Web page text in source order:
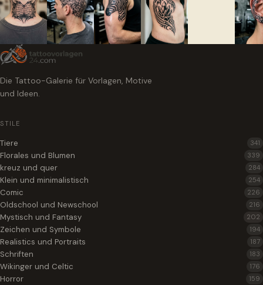
Die Tattoo-Galerie für Vorlagen, Motive
und Ideen.
STILE
Tiere 341
Florales und Blumen 339
kreuz und quer 284
Klein und minimalistisch 254
Comic 226
Oldschool und Newschool 216
Mystisch und Fantasy 202
Zeichen und Symbole 194
Realistics und Portraits 187
Schriften 183
Wikinger und Celtic 176
Horror 159